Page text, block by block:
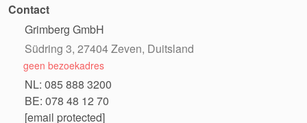
Contact
Grimberg GmbH
Südring 3, 27404 Zeven, Duitsland
geen bezoekadres
NL: 085 888 3200
BE: 078 48 12 70
[email protected]